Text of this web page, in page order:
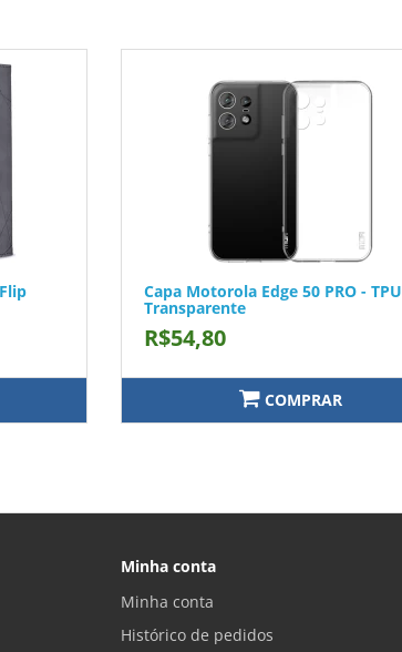
Capa Motorola Edge 50 PRO - TPU
Transparente
R$54,80
COMPRAR
Minha conta
Minha conta
Histórico de pedidos